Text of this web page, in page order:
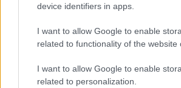
device identifiers in apps.
I want to allow Google to enable
related to functionality of the website
I want to allow Google to enable
related to personalization.